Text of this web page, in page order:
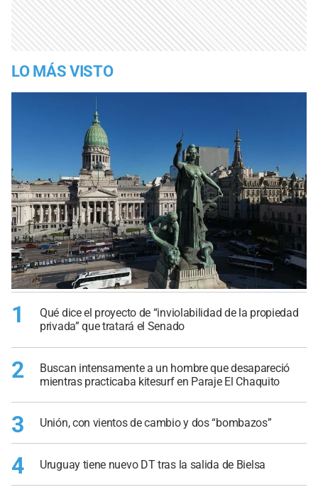
LO MÁS VISTO
1
Qué dice el proyecto de “inviolabilidad de la propiedad
privada” que tratará el Senado
2
Buscan intensamente a un hombre que desapareció
mientras practicaba kitesurf en Paraje El Chaquito
3 Unión, con vientos de cambio y dos “bombazos”
4 Uruguay tiene nuevo DT tras la salida de Bielsa